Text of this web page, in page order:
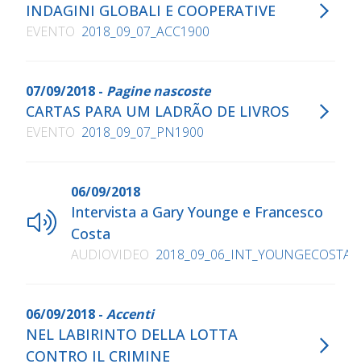
INDAGINI GLOBALI E COOPERATIVE
EVENTO 2018_09_07_ACC1900
07/09/2018 - Pagine nascoste
CARTAS PARA UM LADRÃO DE LIVROS
EVENTO 2018_09_07_PN1900
06/09/2018
Intervista a Gary Younge e Francesco
Costa
AUDIOVIDEO 2018_09_06_INT_YOUNGECOSTA
06/09/2018 - Accenti
NEL LABIRINTO DELLA LOTTA
CONTRO IL CRIMINE